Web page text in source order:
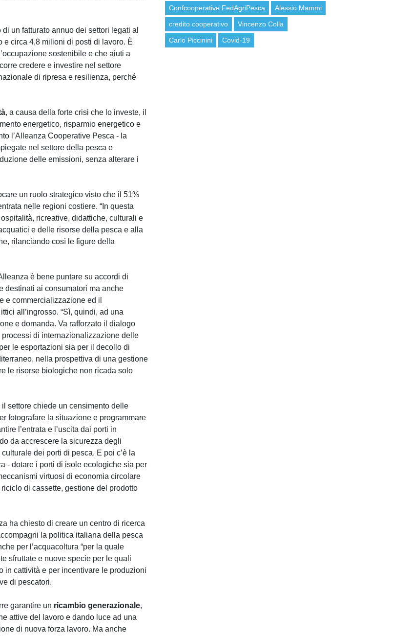
un fatturato annuo dei settori legati al
circa 4,8 milioni di posti di lavoro. È
sostenibile e che aiuti a
credere e investire nel settore
di ripresa e resilienza, perché
, a causa della forte crisi che lo investe, il
energetico, risparmio energetico e
l’Alleanza Cooperative Pesca - la
nel settore della pesca e
delle emissioni, senza alterare i
un ruolo strategico visto che il 51%
nelle regioni costiere. “In questa
ricreative, didattiche, culturali e
e delle risorse della pesca e alla
rilanciando così le figure della
è bene puntare su accordi di
destinati ai consumatori ma anche
e commercializzazione ed il
all’ingrosso. “Sì, quindi, ad una
e domanda. Va rafforzato il dialogo
di internazionalizzazione delle
le esportazioni sia per il decollo di
nella prospettiva di una gestione
le risorse biologiche non ricada solo
il settore chiede un censimento delle
fotografare la situazione e programmare
l’entrata e l’uscita dai porti in
da accrescere la sicurezza degli
dei porti di pesca. E poi c’è la
- dotare i porti di isole ecologiche sia per
virtuosi di economia circolare
di cassette, gestione del prodotto
ha chiesto di creare un centro di ricerca
la politica italiana della pesca
per l’acquacoltura “per la quale
sfruttate e nuove specie per le quali
in cattività e per incentivare le produzioni
di pescatori.
garantire un ricambio generazionale,
attive del lavoro e dando luce ad una
di nuova forza lavoro. Ma anche
Confcooperative FedAgriPesca Alessio Mammi
credito cooperativo Vincenzo Colla
Carlo Piccinini Covid-19